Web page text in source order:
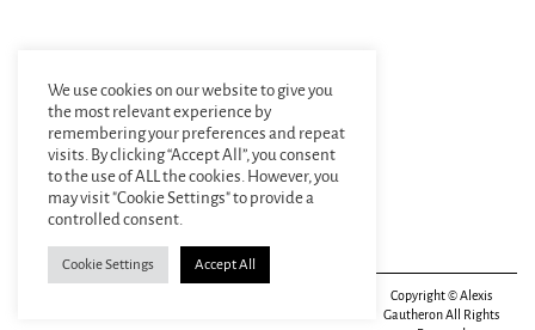
Copyright © Alexis
Gautheron All Rights
We use cookies on our website to give you
the most relevant experience by
remembering your preferences and repeat
visits. By clicking “Accept All”, you consent
to the use of ALL the cookies. However, you
may visit "Cookie Settings" to provide a
controlled consent.
Cookie Settings Accept All